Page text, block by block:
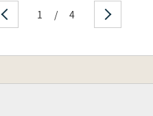
1 / 4